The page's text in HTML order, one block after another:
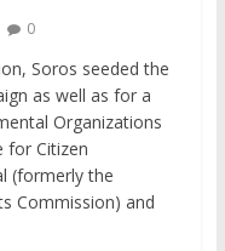
0
Soros seeded the
as well as for a
Organizations
for Citizen
(formerly the
Commission) and